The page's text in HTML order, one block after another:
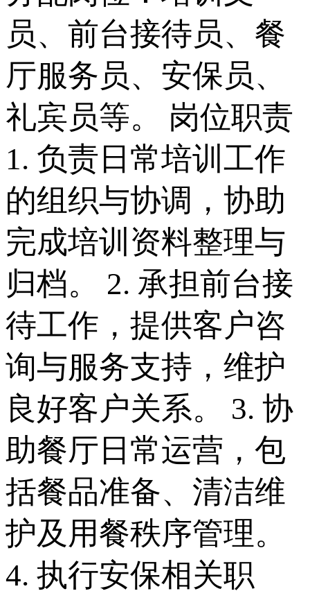
员、前台接待员、餐
厅服务员、安保员、
礼宾员等。 岗位职责
1. 负责日常培训工作
的组织与协调，协助
完成培训资料整理与
归档。 2. 承担前台接
待工作，提供客户咨
询与服务支持，维护
良好客户关系。 3. 协
助餐厅日常运营，包
括餐品准备、清洁维
护及用餐秩序管理。
4. 执行安保相关职